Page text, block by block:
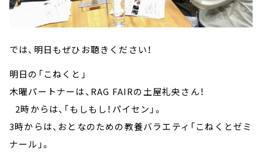
では、明日もぜひお聴きください！
明日の「こねくと」
木曜パートナーは、RAG FAIRの土屋礼央さん！
2時からは、「もしもし！パイセン」。
3時からは、おとなのための教養バラエティ「こねくとゼミ
ナール」。